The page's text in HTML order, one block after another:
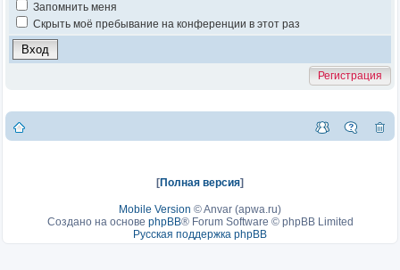
Запомнить меня
Скрыть моё пребывание на конференции в этот раз
Регистрация
[Полная версия]
Mobile Version ©Anvar (apwa.ru)
Создано на основе phpBB® Forum Software © phpBB Limited
Русская поддержка phpBB